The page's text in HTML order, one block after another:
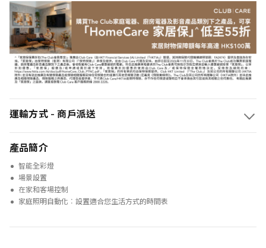
運輸方式 - 商戶派送
產品簡介
智能全彩燈
場景設置
在家和客場控制
家庭照明自動化︰設置適合您生活方式的時間表